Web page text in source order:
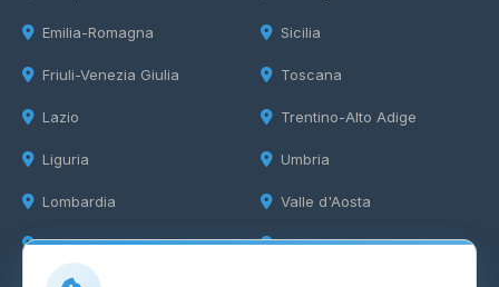
Emilia-Romagna
Friuli-Venezia Giulia
Lazio
Liguria
Lombardia
Marche
Sicilia
Toscana
Trentino-Alto Adige
Umbria
Valle d'Aosta
Veneto